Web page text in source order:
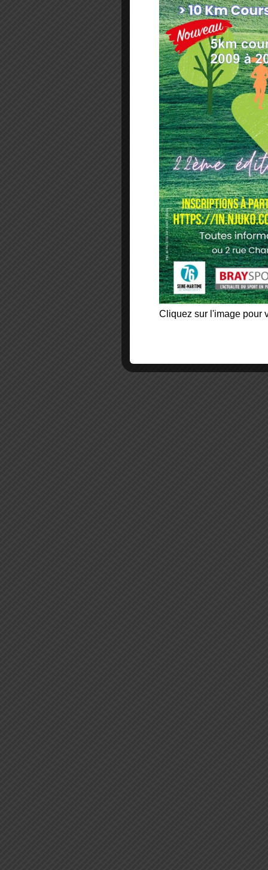
Cliquez sur l'image pour